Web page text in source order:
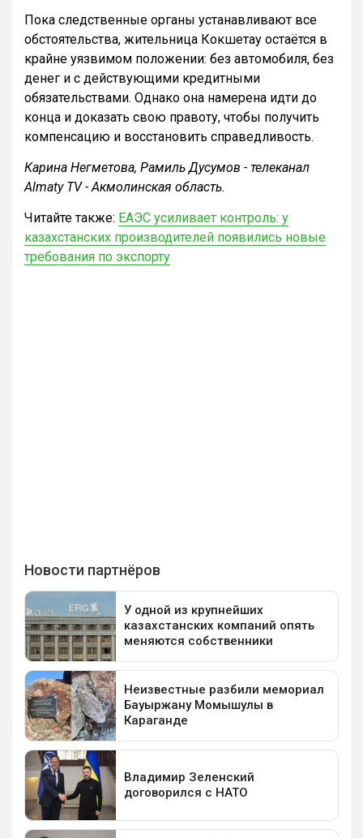
Пока следственные органы устанавливают все
обстоятельства, жительница Кокшетау остаётся в
крайне уязвимом положении: без автомобиля, без
денег и с действующими кредитными
обязательствами. Однако она намерена идти до
конца и доказать свою правоту, чтобы получить
компенсацию и восстановить справедливость.
Карина Негметова, Рамиль Дусумов - телеканал
Almaty TV - Акмолинская область.
Читайте также: ЕАЭС усиливает контроль: у
казахстанских производителей появились новые
требования по экспорту